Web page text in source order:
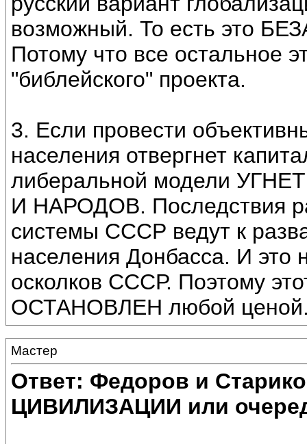
возможный. То есть это
Потому что все остальное
"библейского" проекта.
3. Если провести
населения отвергнет
либеральной модели
И НАРОДОВ. Последствия
системы СССР ведут к
населения Донбасса. И это
осколков СССР. Поэтому
ОСТАНОВЛЕН любой
Мастеp
Ответ: Федоров и
ЦИВИЛИЗАЦИИ или